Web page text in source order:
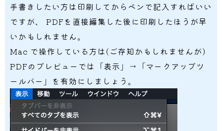
手書きしたい方は印刷してからペンで記入すればいい
ですが、 PDFを直接編集した後に印刷したほうが早
いかもしれません。
Mac で操作している方は(ご存知かもしれませんが)
PDFのプレビューでは「表示」→「マークアップツ
ールバー」を有効にしましょう。